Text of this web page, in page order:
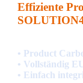
Effiziente
• Product
• Vollständig
• Einfach